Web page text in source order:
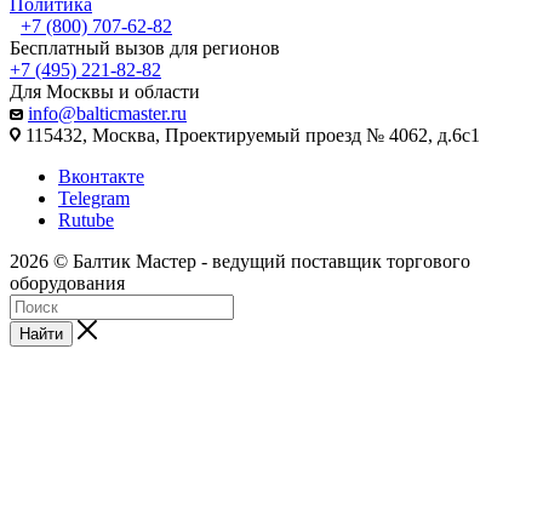
+7 (800) 707-62-82
Бесплатный вызов для регионов
+7 (495) 221-82-82
Для Москвы и области
info@balticmaster.ru
115432, Москва, Проектируемый проезд № 4062, д.6с1
Вконтакте
Telegram
Rutube
2026 © Балтик Мастер - ведущий поставщик торгового
оборудования
Найти